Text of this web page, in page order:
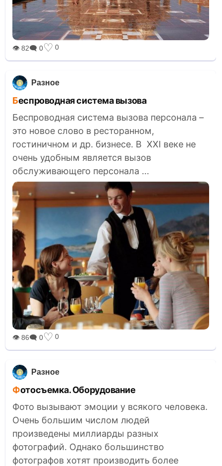
👁 82🗨 0♡ 0
Разное
Беспроводная система вызова
Беспроводная система вызова персонала –
это новое слово в ресторанном,
гостиничном и др. бизнесе. В XXI веке не
очень удобным является вызов
обслуживающего персонала ...
👁 86🗨 0♡ 0
Разное
Фотосъемка. Оборудование
Фото вызывают эмоции у всякого человека.
Очень большим числом людей
произведены миллиарды разных
фотографий. Однако большинство
фотографов хотят производить более